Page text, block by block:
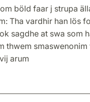
böld faar j strupa
Tha vardhir han lös
sagdhe at swa som
thwem
arum